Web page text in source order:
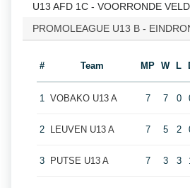
U13 AFD 1C - VOORRONDE VELD
PROMOLEAGUE U13 B -
# Team MP W L
1 VOBAKO U13 A 7 7 0
2 LEUVEN U13 A 7 5 2
3 PUTSE U13 A 7 3 3